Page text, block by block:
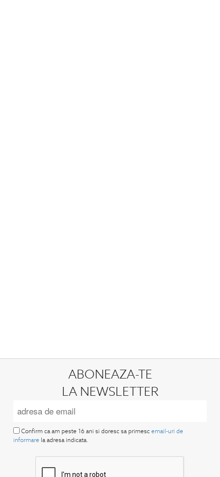
ABONEAZA-TE
LA NEWSLETTER
Confirm ca am peste 16 ani si doresc sa primesc email-uri de
informare la adresa indicata.